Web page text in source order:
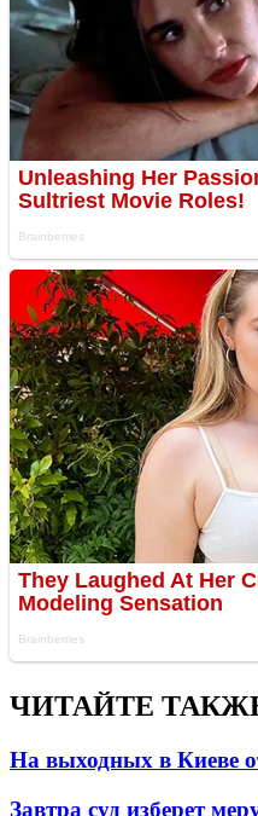
ЧИТАЙТЕ
На выходных в Киеве
Завтра суд изберет